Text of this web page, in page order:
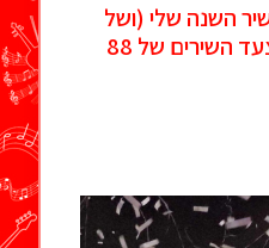
השנה שלי (ושל
עוד 87 אנשים) – במצעד השירים של 88